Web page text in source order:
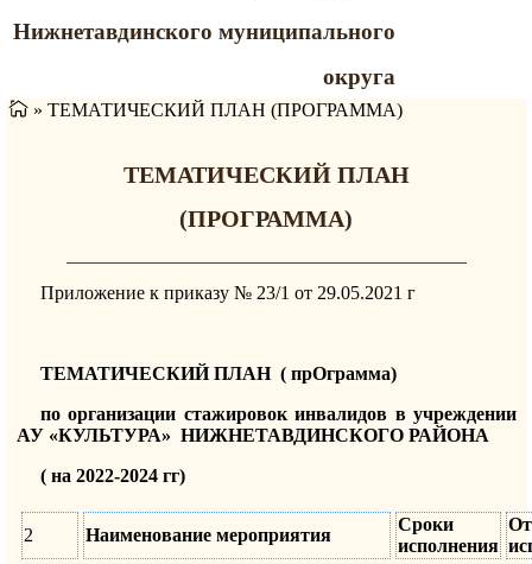
Нижнетавдинского муниципального
округа
» ТЕМАТИЧЕСКИЙ ПЛАН (ПРОГРАММА)
ТЕМАТИЧЕСКИЙ ПЛАН
(ПРОГРАММА)
Приложение к приказу № 23/1 от 29.05.2021 г
ТЕМАТИЧЕСКИЙ ПЛАН ( прОграмма)
по организации стажировок инвалидов в учреждении
АУ «КУЛЬТУРА» НИЖНЕТАВДИНСКОГО РАЙОНА
( на 2022-2024 гг)
2 Наименование мероприятия
Сроки
исполнения